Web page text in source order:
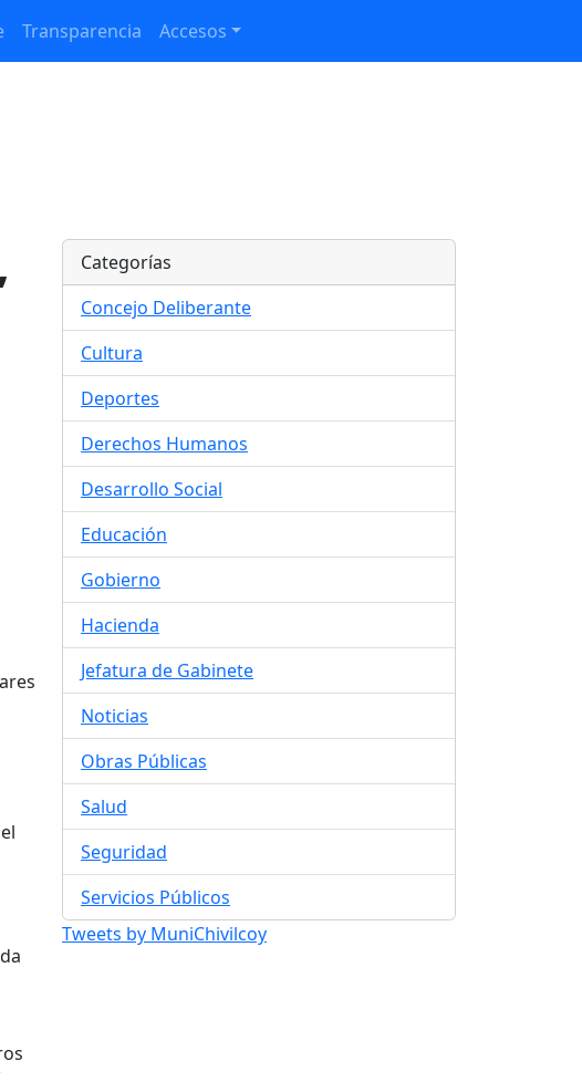
Transparencia Accesos
Categorías
Concejo Deliberante
Cultura
Deportes
Derechos Humanos
Desarrollo Social
Educación
Gobierno
Hacienda
Jefatura de Gabinete
Noticias
Obras Públicas
Salud
Seguridad
Servicios Públicos
Tweets by MuniChivilcoy